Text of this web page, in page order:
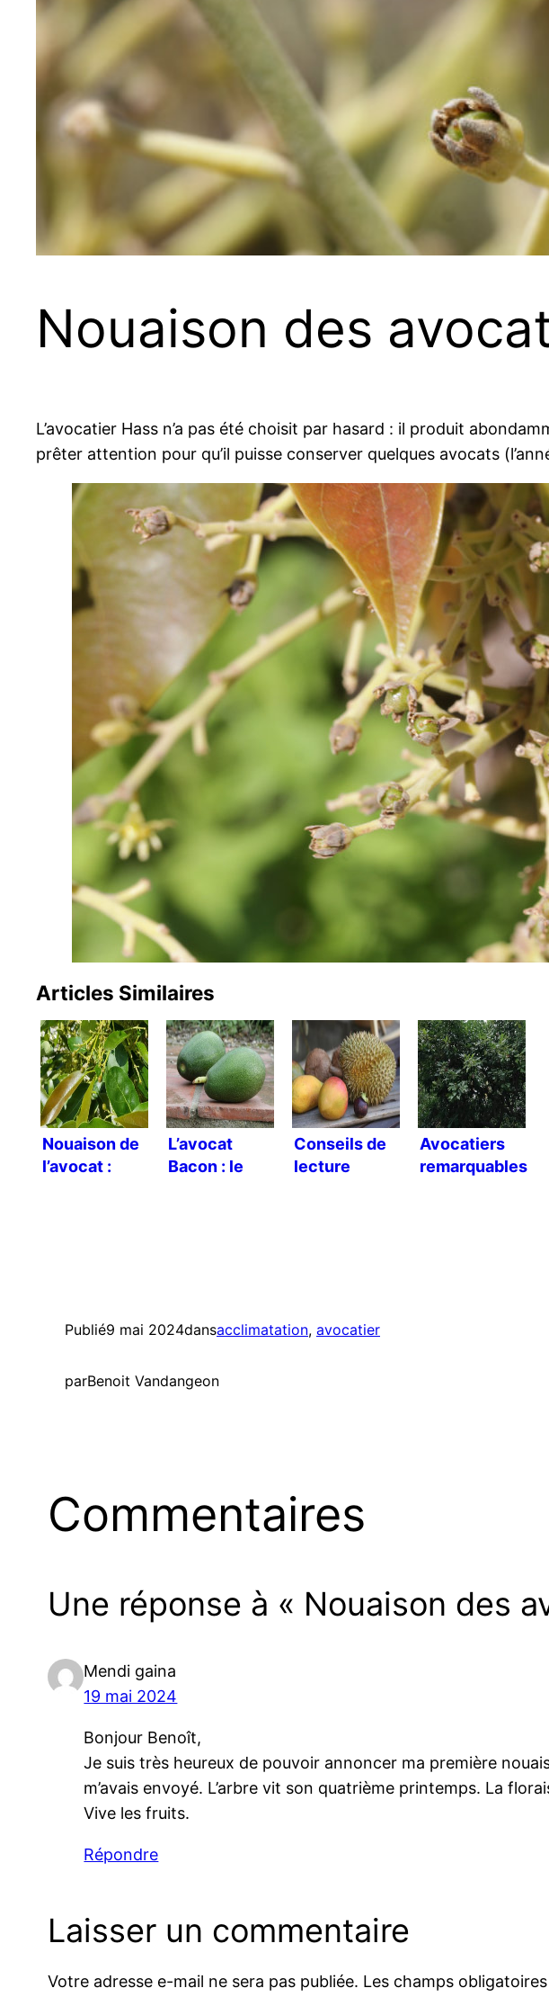
Nouaison des
L’avocatier Hass n’a pas été choisit par hasard : il produit
prêter attention pour qu’il puisse conserver quelques avocats
Articles Similaires
Nouaison de
l’avocat :
L’avocat
Bacon : le
Conseils de
lecture
Avocatiers
remarquables
Publié9 mai 2024dansacclimatation, avocatier
parBenoit Vandangeon
Commentaires
Une réponse à « Nouaison des
Mendi gaina
19 mai 2024
Bonjour Benoît,
Je suis très heureux de pouvoir annoncer ma première
m’avais envoyé. L’arbre vit son quatrième printemps. La
Vive les fruits.
Répondre
Laisser un commentaire
Votre adresse e-mail ne sera pas publiée. Les champs